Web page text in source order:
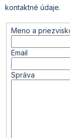
kontaktné údaje.
Meno a
Email
Správa